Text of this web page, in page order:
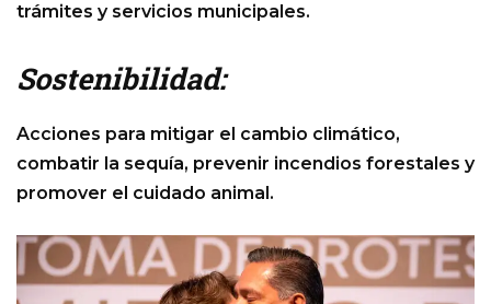
trámites y servicios municipales.
Sostenibilidad:
Acciones para mitigar el cambio climático,
combatir la sequía, prevenir incendios forestales y
promover el cuidado animal.